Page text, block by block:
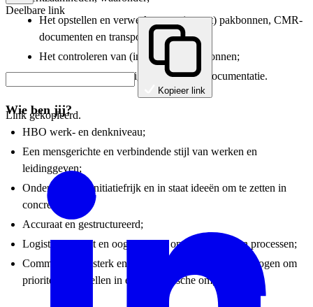
Het opstellen en verwerken van (export) pakbonnen, CMR-
documenten en transportpapieren;
Het controleren van (inkomende) pakbonnen;
Het beheren van overige gerelateerde documentatie.
Wie ben jij?
HBO werk- en denkniveau;
Een mensgerichte en verbindende stijl van werken en
leidinggeven;
Ondernemend, initiatiefrijk en in staat ideeën om te zetten in
concrete acties;
Accuraat en gestructureerd;
Logistiek inzicht en oog voor het optimaliseren van processen;
Communicatief sterk en stressbestendig, met het vermogen om
prioriteiten te stellen in een dynamische omgeving.
Deelbare link
Kopieer link
Link gekopieerd.